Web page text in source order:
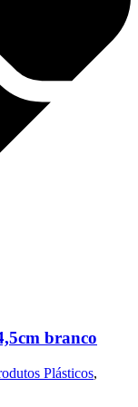
branco
Plásticos,